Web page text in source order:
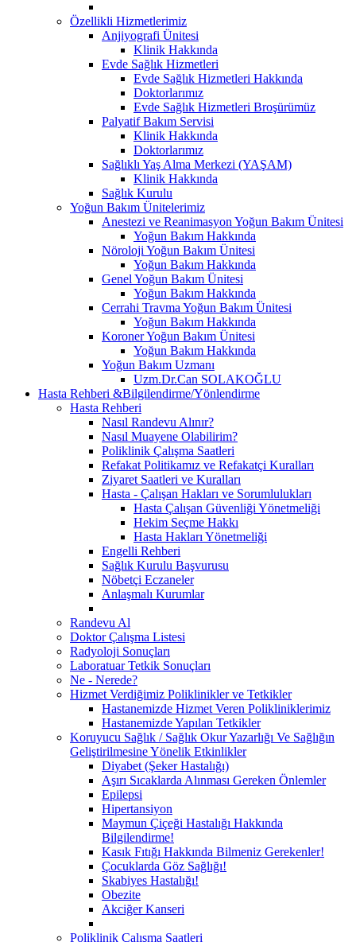
Özellikli Hizmetlerimiz
Anjiyografi Ünitesi
Klinik Hakkında
Evde Sağlık Hizmetleri
Evde Sağlık Hizmetleri Hakkında
Doktorlarımız
Evde Sağlık Hizmetleri Broşürümüz
Palyatif Bakım Servisi
Klinik Hakkında
Doktorlarımız
Sağlıklı Yaş Alma Merkezi (YAŞAM)
Klinik Hakkında
Sağlık Kurulu
Yoğun Bakım Ünitelerimiz
Anestezi ve Reanimasyon Yoğun Bakım Ünitesi
Yoğun Bakım Hakkında
Nöroloji Yoğun Bakım Ünitesi
Yoğun Bakım Hakkında
Genel Yoğun Bakım Ünitesi
Yoğun Bakım Hakkında
Cerrahi Travma Yoğun Bakım Ünitesi
Yoğun Bakım Hakkında
Koroner Yoğun Bakım Ünitesi
Yoğun Bakım Hakkında
Yoğun Bakım Uzmanı
Uzm.Dr.Can SOLAKOĞLU
Hasta Rehberi &Bilgilendirme/Yönlendirme
Hasta Rehberi
Nasıl Randevu Alınır?
Nasıl Muayene Olabilirim?
Poliklinik Çalışma Saatleri
Refakat Politikamız ve Refakatçi Kuralları
Ziyaret Saatleri ve Kuralları
Hasta - Çalışan Hakları ve Sorumlulukları
Hasta Çalışan Güvenliği Yönetmeliği
Hekim Seçme Hakkı
Hasta Hakları Yönetmeliği
Engelli Rehberi
Sağlık Kurulu Başvurusu
Nöbetçi Eczaneler
Anlaşmalı Kurumlar
Randevu Al
Doktor Çalışma Listesi
Radyoloji Sonuçları
Laboratuar Tetkik Sonuçları
Ne - Nerede?
Hizmet Verdiğimiz Poliklinikler ve Tetkikler
Hastanemizde Hizmet Veren Polikliniklerimiz
Hastanemizde Yapılan Tetkikler
Koruyucu Sağlık / Sağlık Okur Yazarlığı Ve Sağlığın
Geliştirilmesine Yönelik Etkinlikler
Diyabet (Şeker Hastalığı)
Aşırı Sıcaklarda Alınması Gereken Önlemler
Epilepsi
Hipertansiyon
Maymun Çiçeği Hastalığı Hakkında
Bilgilendirme!
Kasık Fıtığı Hakkında Bilmeniz Gerekenler!
Çocuklarda Göz Sağlığı!
Skabiyes Hastalığı!
Obezite
Akciğer Kanseri
Poliklinik Çalışma Saatleri